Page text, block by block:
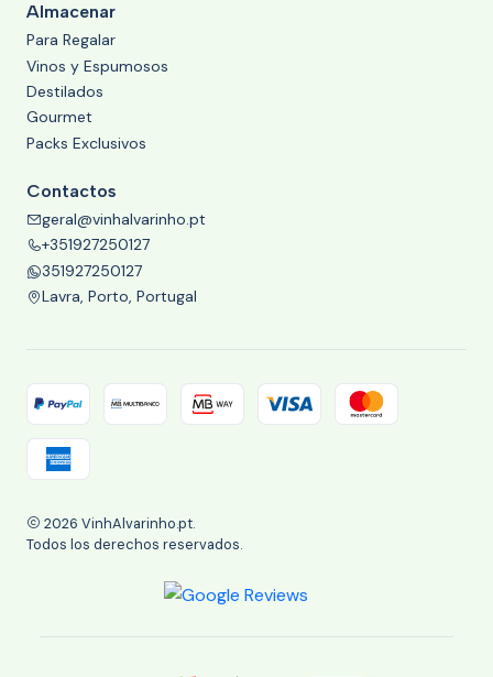
Almacenar
Para Regalar
Vinos y Espumosos
Destilados
Gourmet
Packs Exclusivos
Contactos
geral@vinhalvarinho.pt
+351927250127
351927250127
Lavra, Porto, Portugal
2026 VinhAlvarinho.pt.
Todos los derechos reservados.